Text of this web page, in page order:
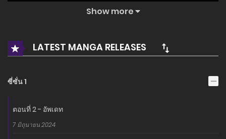
Sihad Zain Behdad กษัตริย์แห่ง Pesian ประเทศศัตรูของ
จากนั้นเขาก็จับเธอตอนที่เธอแยกตัวออกมาและโยนเธอเข้าไปใน
ฮาเร็มของเขา! อาสินาจะซ่อนตัวตนของเธอได้นานพอที่จะหลบหนีจา
ราชาผู้โดดเดี่ยว?
อ่านเรื่องนี้ก่อนใครได้ที่ MANGA-LC.NET เท่านั้น!
Show more
LATEST MANGA RELEASES
ซี่ซั่น 1
ตอนที่ 2 - อัพเดท
7 มิถุนายน 2024